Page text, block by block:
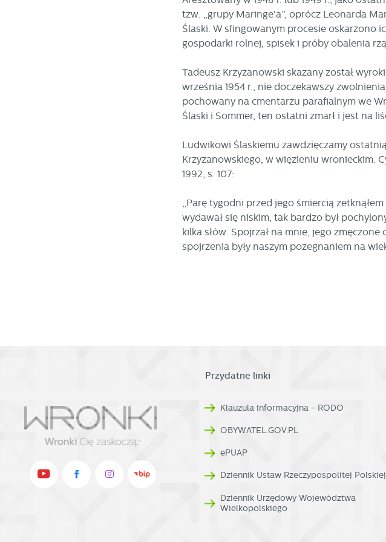
tzw. „grupy Maringe'a”, oprócz Leonarda
Ślaski. W sfingowanym procesie oskarżono
gospodarki rolnej, spisek i próby obalenia
Tadeusz Krzyżanowski skazany został
września 1954 r., nie doczekawszy
pochowany na cmentarzu parafialnym we
Ślaski i Sommer, ten ostatni zmarł i jest na
Ludwikowi Ślaskiemu zawdzięczamy
Krzyżanowskiego, w więzieniu wronieckim.
1992, s. 107:
„Parę tygodni przed jego śmiercią
wydawał się niskim, tak bardzo był
kilka słów. Spojrzał na mnie, jego
spojrzenia były naszym pożegnaniem na
Przydatne linki
Klauzula informacyjna - RODO
OBYWATEL.GOV.PL
ePUAP
Dziennik Ustaw Rzeczypospolitej Polskiej
Dziennik Urzędowy Województwa
Wielkopolskiego
przetwarzane w formie
cookies gwarantuje dostępność
Reklamowe
Dzięki reklamowym plikom cookies
Promocyjne pliki cookies służą do
przeglądanej witryny internetowej.
usług. Firmy te działają w
postaci wiadomości, ofert,